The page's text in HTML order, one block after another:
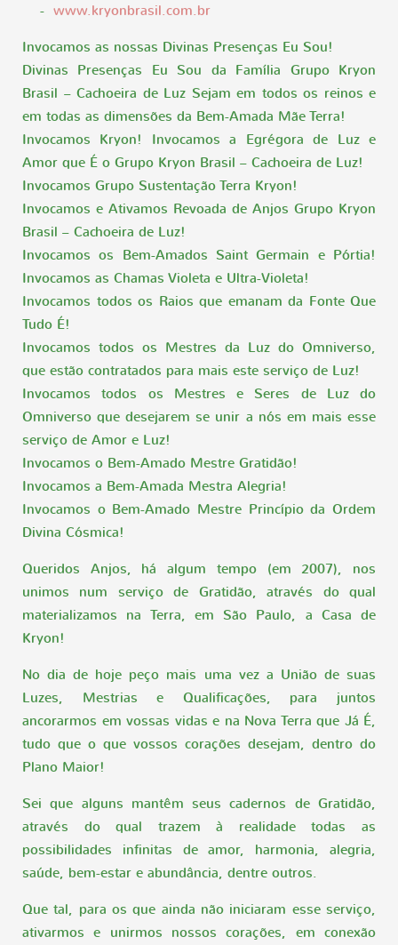
- www.kryonbrasil.com.br
Invocamos as nossas Divinas Presenças Eu Sou!
Divinas Presenças Eu Sou da Família Grupo Kryon
Brasil – Cachoeira de Luz Sejam em todos os reinos e
em todas as dimensões da Bem-Amada Mãe Terra!
Invocamos Kryon! Invocamos a Egrégora de Luz e
Amor que É o Grupo Kryon Brasil – Cachoeira de Luz!
Invocamos Grupo Sustentação Terra Kryon!
Invocamos e Ativamos Revoada de Anjos Grupo Kryon
Brasil – Cachoeira de Luz!
Invocamos os Bem-Amados Saint Germain e Pórtia!
Invocamos as Chamas Violeta e Ultra-Violeta!
Invocamos todos os Raios que emanam da Fonte Que
Tudo É!
Invocamos todos os Mestres da Luz do Omniverso,
que estão contratados para mais este serviço de Luz!
Invocamos todos os Mestres e Seres de Luz do
Omniverso que desejarem se unir a nós em mais esse
serviço de Amor e Luz!
Invocamos o Bem-Amado Mestre Gratidão!
Invocamos a Bem-Amada Mestra Alegria!
Invocamos o Bem-Amado Mestre Princípio da Ordem
Divina Cósmica!
Queridos Anjos, há algum tempo (em 2007), nos
unimos num serviço de Gratidão, através do qual
materializamos na Terra, em São Paulo, a Casa de
Kryon!
No dia de hoje peço mais uma vez a União de suas
Luzes, Mestrias e Qualificações, para juntos
ancorarmos em vossas vidas e na Nova Terra que Já É,
tudo que o que vossos corações desejam, dentro do
Plano Maior!
Sei que alguns mantêm seus cadernos de Gratidão,
através do qual trazem à realidade todas as
possibilidades infinitas de amor, harmonia, alegria,
saúde, bem-estar e abundância, dentre outros.
Que tal, para os que ainda não iniciaram esse serviço,
ativarmos e unirmos nossos corações, em conexão